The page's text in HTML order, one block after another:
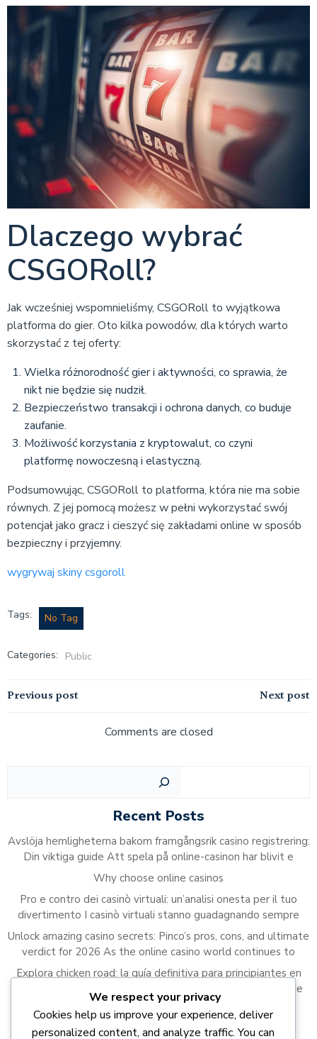
Dlaczego wybrać
CSGORoll?
Jak wcześniej wspomnieliśmy, CSGORoll to wyjątkowa
platforma do gier. Oto kilka powodów, dla których warto
skorzystać z tej oferty:
Wielka różnorodność gier i aktywności, co sprawia, że
nikt nie będzie się nudził.
Bezpieczeństwo transakcji i ochrona danych, co buduje
zaufanie.
Możliwość korzystania z kryptowalut, co czyni
platformę nowoczesną i elastyczną.
Podsumowując, CSGORoll to platforma, która nie ma sobie
równych. Z jej pomocą możesz w pełni wykorzystać swój
potencjał jako gracz i cieszyć się zakładami online w sposób
bezpieczny i przyjemny.
wygrywaj skiny csgoroll
Tags: No Tag
Categories: Public
Post
navigation
Previous post
navigation
Next post
Comments are closed
Recent Posts
Avslöja hemligheterna bakom framgångsrik casino registrering:
Din viktiga guide Att spela på online-casinon har blivit e
Why choose online casinos
Pro e contro dei casinò virtuali: un’analisi onesta per il tuo
divertimento I casinò virtuali stanno guadagnando sempre
Unlock amazing casino secrets: Pinco’s pros, cons, and ultimate
verdict for 2026 As the online casino world continues to
Explora chicken road: la guía definitiva para principiantes en
2023 El juego de Chicken Road ha capturado la atención de
Recent Comments
We respect your privacy
Cookies help us improve your experience, deliver
personalized content, and analyze traffic. You can